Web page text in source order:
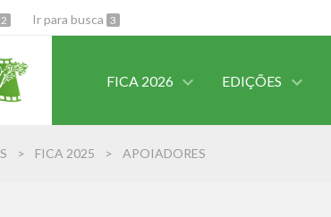
2 Ir para busca 3
FICA 2026 EDIÇÕES
FICA 2025 APOIADORES